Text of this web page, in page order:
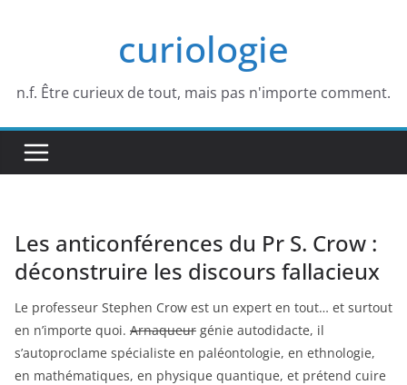
curiologie
n.f. Être curieux de tout, mais pas n'importe comment.
Les anticonférences du Pr S. Crow :
déconstruire les discours fallacieux
Le professeur Stephen Crow est un expert en tout… et surtout
en n’importe quoi. Arnaqueur génie autodidacte, il
s’autoproclame spécialiste en paléontologie, en ethnologie,
en mathématiques, en physique quantique, et prétend cuire